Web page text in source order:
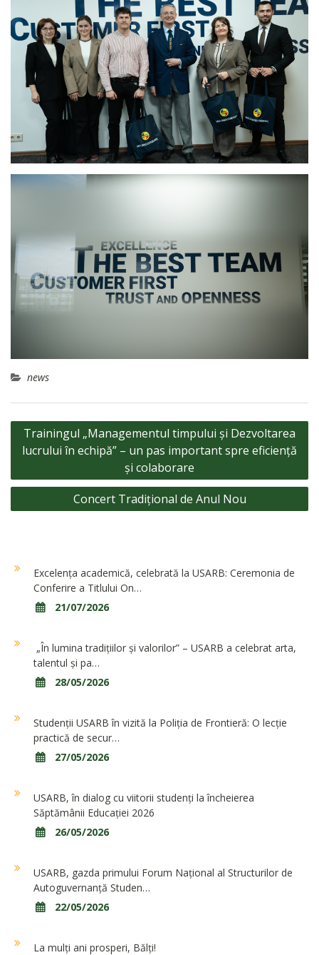
news
Navigare
în
Trainingul „Managementul timpului și Dezvoltarea
lucrului în echipă” – un pas important spre eficiență
și colaborare
Concert Tradițional de Anul Nou
Excelența academică, celebrată la USARB: Ceremonia de
Conferire a Titlului On…
21/07/2026
„În lumina tradițiilor și valorilor” – USARB a celebrat arta,
talentul și pa…
28/05/2026
Studenții USARB în vizită la Poliția de Frontieră: O lecție
practică de secur…
27/05/2026
USARB, în dialog cu viitorii studenți la încheierea
Săptămânii Educației 2026
26/05/2026
USARB, gazda primului Forum Național al Structurilor de
Autoguvernanță Studen…
22/05/2026
La mulți ani prosperi, Bălți!